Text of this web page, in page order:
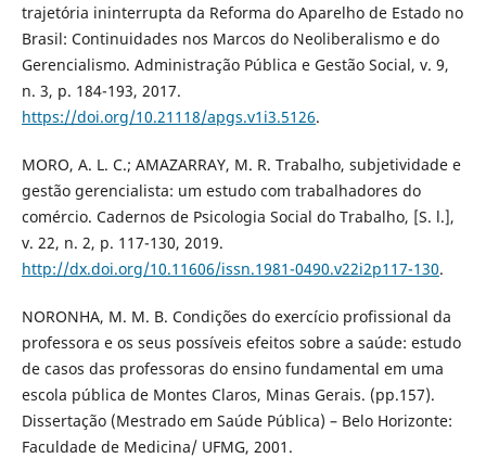
trajetória ininterrupta da Reforma do Aparelho de Estado no
Brasil: Continuidades nos Marcos do Neoliberalismo e do
Gerencialismo. Administração Pública e Gestão Social, v. 9,
n. 3, p. 184-193, 2017.
https://doi.org/10.21118/apgs.v1i3.5126.
MORO, A. L. C.; AMAZARRAY, M. R. Trabalho, subjetividade e
gestão gerencialista: um estudo com trabalhadores do
comércio. Cadernos de Psicologia Social do Trabalho, [S. l.],
v. 22, n. 2, p. 117-130, 2019.
http://dx.doi.org/10.11606/issn.1981-0490.v22i2p117-130.
NORONHA, M. M. B. Condições do exercício profissional da
professora e os seus possíveis efeitos sobre a saúde: estudo
de casos das professoras do ensino fundamental em uma
escola pública de Montes Claros, Minas Gerais. (pp.157).
Dissertação (Mestrado em Saúde Pública) – Belo Horizonte:
Faculdade de Medicina/ UFMG, 2001.